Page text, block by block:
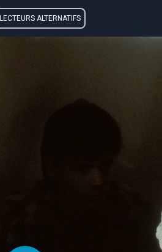
LECTEURS ALTERNATIFS